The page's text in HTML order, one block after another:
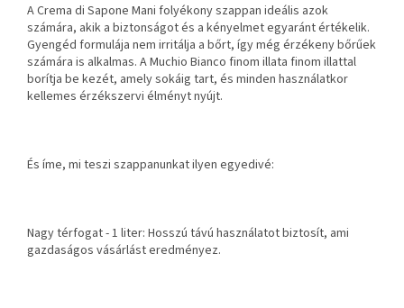
A Crema di Sapone Mani folyékony szappan ideális azok
számára, akik a biztonságot és a kényelmet egyaránt értékelik.
Gyengéd formulája nem irritálja a bőrt, így még érzékeny bőrűek
számára is alkalmas. A Muchio Bianco finom illata finom illattal
borítja be kezét, amely sokáig tart, és minden használatkor
kellemes érzékszervi élményt nyújt.
És íme, mi teszi szappanunkat ilyen egyedivé:
Nagy térfogat - 1 liter: Hosszú távú használatot biztosít, ami
gazdaságos vásárlást eredményez.